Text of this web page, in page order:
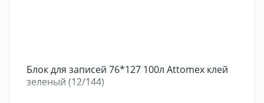
Блок для записей 76*127 100л Attomex клей
зеленый (12/144)